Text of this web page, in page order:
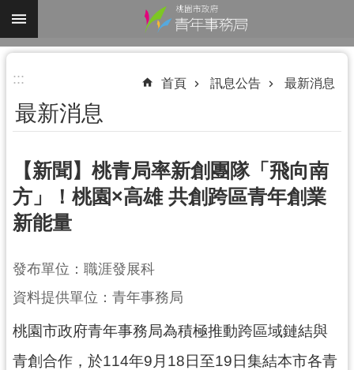
跳到主要內容區塊
進
搜
尋
認
識
們
業
資
訊
::: 首頁 訊息公告 最新消息
最新消息
【新聞】桃青局率新創團隊「飛向南
方」！桃園×高雄 共創跨區青年創業
新能量
發布單位：職涯發展科
資料提供單位：青年事務局
桃園市政府青年事務局為積極推動跨區域鏈結與
青創合作，於114年9月18日至19日集結本市各青